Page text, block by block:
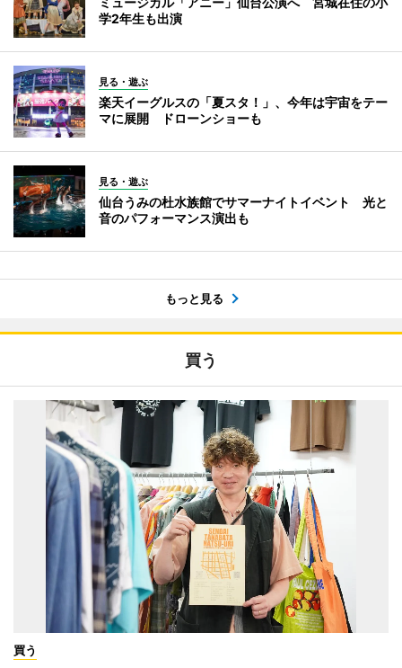
学2年生も出演
見る・遊ぶ
楽天イーグルスの「夏スタ！」、今年は宇宙をテー
マに展開 ドローンショーも
見る・遊ぶ
仙台うみの杜水族館でサマーナイトイベント 光と
音のパフォーマンス演出も
もっと見る
買う
買う